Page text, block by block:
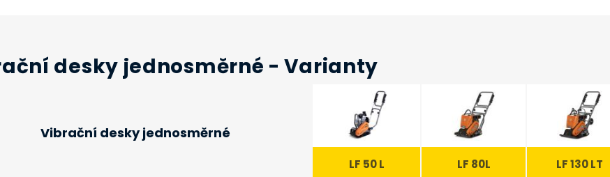
desky jednosměrné - Varianty
Vibrační desky jednosměrné
LF 50 L LF 80L LF 130 LT